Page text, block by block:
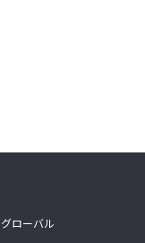
グローバル